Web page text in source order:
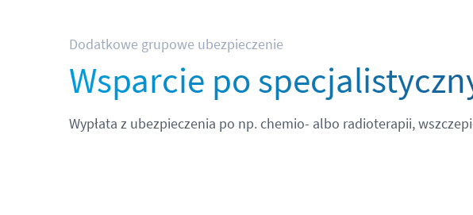
Dodatkowe grupowe ubezpieczenie
Wsparcie po
Wypłata z ubezpieczenia po np. chemio- albo radioterapii,